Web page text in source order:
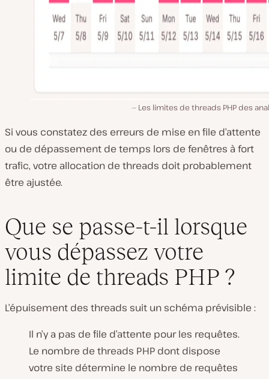
Les limites de threads PHP des
Si vous constatez des erreurs de mise en file d’attente
ou de dépassement de temps lors de fenêtres à fort
trafic, votre allocation de threads doit probablement
être ajustée.
Que se passe-t-il lorsque
vous dépassez votre
limite de threads PHP ?
L’épuisement des threads suit un schéma prévisible :
Il n’y a pas de file d’attente pour les requêtes.
Le nombre de threads PHP dont dispose
votre site détermine le nombre de requêtes